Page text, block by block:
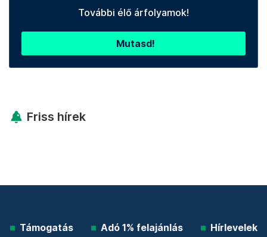
További élő árfolyamok!
Mutasd!
Friss hírek
Támogatás Adó 1% felajánlás Hírlevelek